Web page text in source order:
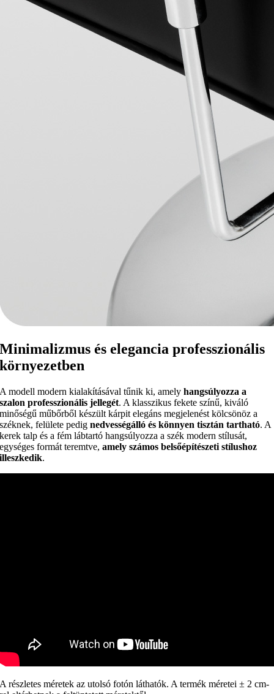
Minimalizmus és elegancia professzionális
környezetben
A modell modern kialakításával tűnik ki, amely hangsúlyozza a
szalon professzionális jellegét. A klasszikus fekete színű, kiváló
minőségű műbőrből készült kárpit elegáns megjelenést kölcsönöz a
széknek, felülete pedignedvességálló és könnyen tisztán tartható. A
kerek talp és a fém lábtartó hangsúlyozza a szék modern stílusát,
egységes formát teremtve, amely számos belsőépítészeti stílushoz
illeszkedik.
A részletes méretek az utolsó fotón láthatók. A termék méretei ± 2 cm-